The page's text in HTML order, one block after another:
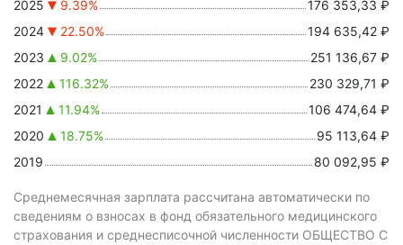
2025 9.39%
176 353,33 ₽
2024
22.50%
194 635,42 ₽
2023
9.02%
251 136,67 ₽
2022
116.32%
230 329,71 ₽
2021
11.94%
106 474,64 ₽
2020
18.75%
95 113,64 ₽
2019
80 092,95 ₽
Среднемесячная зарплата рассчитана автоматически по
сведениям о взносах в фонд обязательного медицинского
страхования и среднесписочной численности ОБЩЕСТВО С